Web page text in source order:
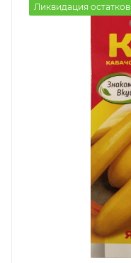
Ликвидация остатков